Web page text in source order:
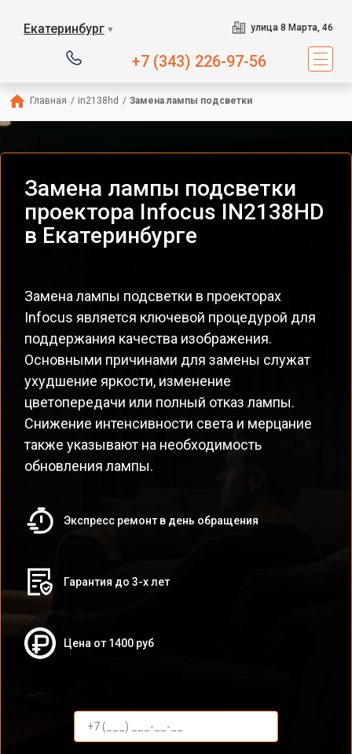
Екатеринбург ▼ улица 8 Марта, 46
+7 (343) 226-97-56
Главная / in2138hd / Замена лампы подсветки
Замена лампы подсветки
проектора Infocus IN2138HD
в Екатеринбурге
Замена лампы подсветки в проекторах
Infocus является ключевой процедурой для
поддержания качества изображения.
Основными причинами для замены служат
ухудшение яркости, изменение
цветопередачи или полный отказ лампы.
Снижение интенсивности света и мерцание
также указывают на необходимость
обновления лампы.
Экспресс ремонт в день обращения
Гарантия до 3-х лет
Цена от 1400 руб